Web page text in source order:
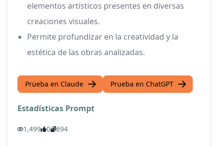
elementos artísticos presentes en diversas
creaciones visuales.
Permite profundizar en la creatividad y la
estética de las obras analizadas.
Prueba en Claude Prueba en ChatGPT
Estadísticas Prompt
1,499 0 694